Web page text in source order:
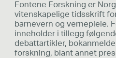
Fontene Forskning er
vitenskapelige tidsskrift
barnevern og vernepleie.
inneholder i tillegg
debattartikler,
forskning, blant annet